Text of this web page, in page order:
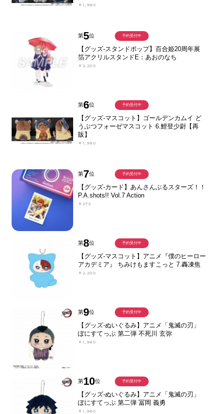
￥1,980
第5位
【グッズ-スタンドポップ】百合姫20周年展
箔アクリルスタンドE：あおのなち
￥2,200
予約受付中
第6位
【グッズ-マスコット】ゴールデンカムイ ど
うぶつフォーゼマスコット 6.鯉登少尉【再
販】
￥1,980
予約受付中
第7位
【グッズ-カード】あんさんぶるスターズ！！
P.A.shots!! Vol.7 Action
￥275
予約受付中
第8位
【グッズ-マスコット】アニメ『僕のヒーロー
アカデミア』 ちみけもますこっと 7.轟凍焦
￥2,200
予約受付中
第9位
【グッズ-ぬいぐるみ】アニメ「鬼滅の刃」
ぽにすてっぷ 第二弾 不死川 玄弥
￥1,980
予約受付中
第10位
【グッズ-ぬいぐるみ】アニメ「鬼滅の刃」
ぽにすてっぷ 第二弾 冨岡 義勇
￥1,980
予約受付中